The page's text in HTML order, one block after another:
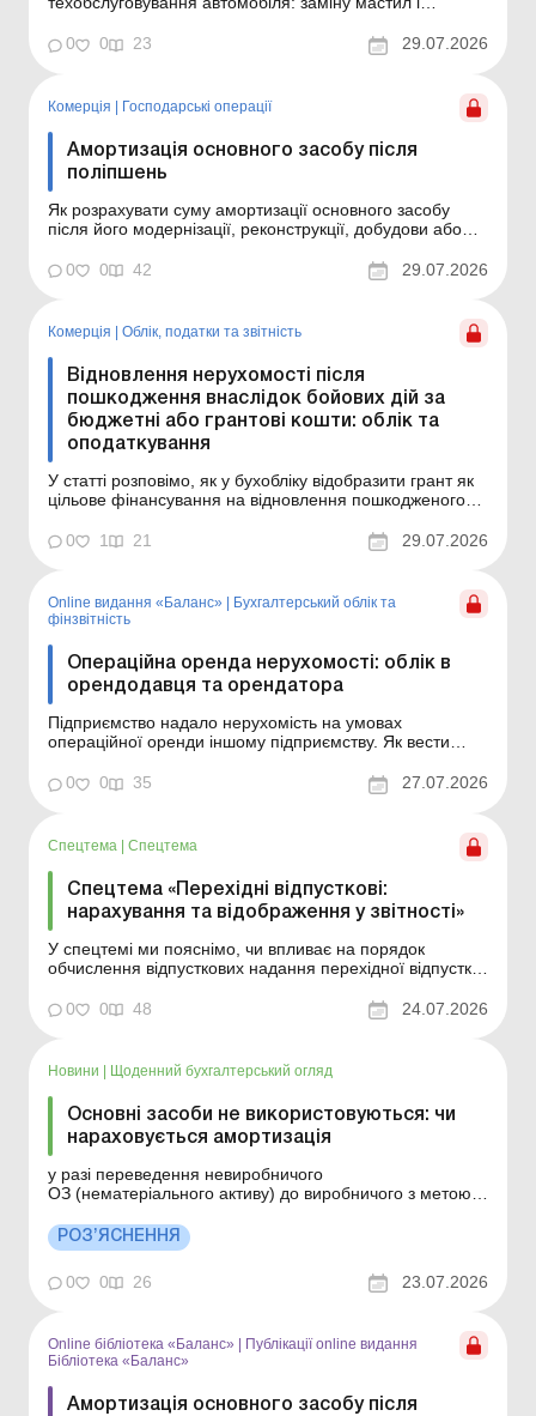
регулярні витрати, що підтримують авто в робочому
стані, а також які можливі наслідки з податку на
модернізація, реконс...
0 0 23 29.07.2026
Комерція | Господарські операції
Амортизація основного засобу після
поліпшень
Як розрахувати суму амортизації основного засобу
після його модернізації, реконструкції, добудови або
Основні засоби: ремонти, модернізація, реконструкція
0 0 42 29.07.2026
Комерція Облік, податки та звiтнiсть
Відновлення нерухомості після
пошкодження внаслідок бойових дій за
бюджетні або грантові кошти: облік та
оподаткування
У статті розповімо, як у бухобліку відобразити грант як
цільове фінансування на відновлення пошкодженого
відображати дохід від такого фінансування та що
робити з витратами на відновлення – включати до
0 1 21 29.07.2026
Online видання «Баланс»
Бухгалтерський облік та
фінзвітність
Операційна оренда нерухомості: облік в
орендодавця та орендатора
Підприємство надало нерухомість на умовах
операційної оренди іншому підприємству. Як вести
які є платниками податку на прибуток і ПДВ, читайте в
0 0 35 27.07.2026
Спецтема | Спецтема
Спецтема «Перехідні відпусткові:
нарахування та відображення у звітності»
У спецтемі ми пояснімо, чи впливає на порядок
обчислення відпусткових надання перехідної відпустки,
звітними періодами, наведемо алгоритм їх
нарахування та для наочності розглянемо практичні
запитан...
0 0 48 24.07.2026
Новини | Щоденний бухгалтерський огляд
Основні засоби не використовуються: чи
нараховується амортизація
у разі переведення невиробничого
ОЗ (нематеріального активу) до виробничого з метою
балансова вартість такого ОЗ (нематеріального активу)
визначається на дату такого переведення за
змінити метод нараху...
РОЗ’ЯСНЕННЯ
0 0 26 23.07.2026
Online бібліотека «Баланс»
Публікації online видання
Бібліотека «Баланс»
Амортизація основного засобу після